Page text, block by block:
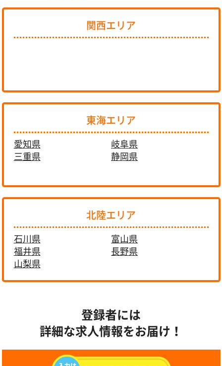
関西エリア
東海エリア
愛知県
岐阜県
三重県
静岡県
北陸エリア
石川県
富山県
福井県
長野県
山梨県
登録者には
詳細な求人情報をお届け！